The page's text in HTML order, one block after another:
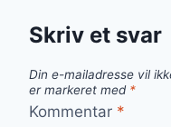
Skriv et svar
Din e-mailadresse vil
er markeret med *
Kommentar *